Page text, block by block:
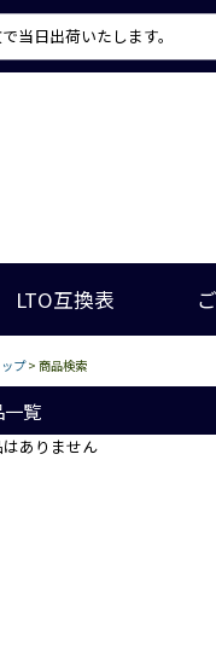
当日出荷いたします。
LTO互換表
プ> 商品検索
一覧
ありません